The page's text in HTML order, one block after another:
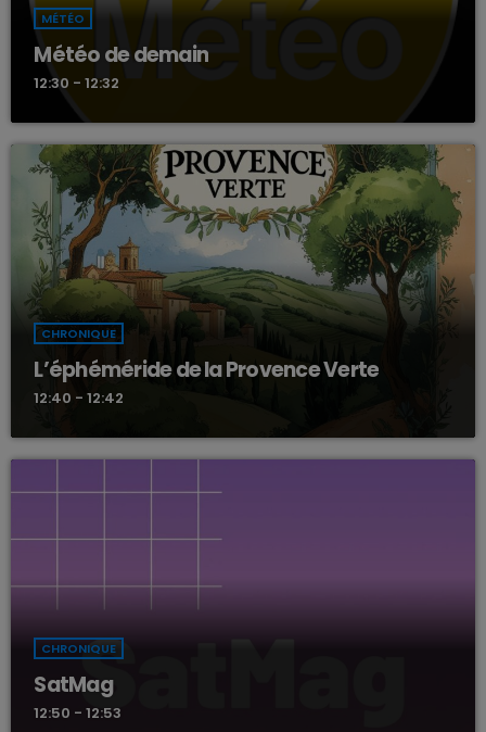
MÉTÉO
Météo de demain
12:30 - 12:32
CHRONIQUE
L’éphéméride de la Provence Verte
12:40 - 12:42
CHRONIQUE
SatMag
12:50 - 12:53